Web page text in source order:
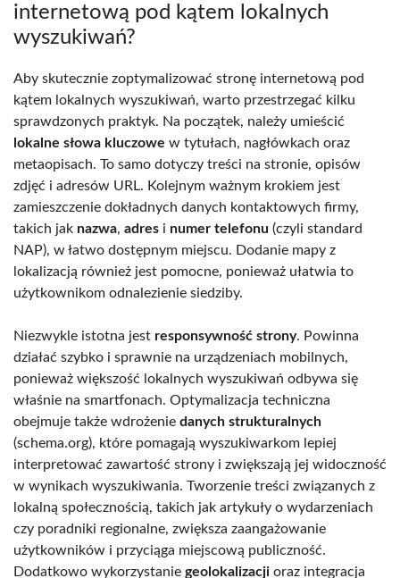
internetową pod kątem lokalnych
wyszukiwań?
Aby skutecznie zoptymalizować stronę internetową pod
kątem lokalnych wyszukiwań, warto przestrzegać kilku
sprawdzonych praktyk. Na początek, należy umieścić
lokalne słowa kluczowe w tytułach, nagłówkach oraz
metaopisach. To samo dotyczy treści na stronie, opisów
zdjęć i adresów URL. Kolejnym ważnym krokiem jest
zamieszczenie dokładnych danych kontaktowych firmy,
takich jak nazwa, adres i numer telefonu (czyli standard
NAP), w łatwo dostępnym miejscu. Dodanie mapy z
lokalizacją również jest pomocne, ponieważ ułatwia to
użytkownikom odnalezienie siedziby.
Niezwykle istotna jest responsywność strony. Powinna
działać szybko i sprawnie na urządzeniach mobilnych,
ponieważ większość lokalnych wyszukiwań odbywa się
właśnie na smartfonach. Optymalizacja techniczna
obejmuje także wdrożenie danych strukturalnych
(schema.org), które pomagają wyszukiwarkom lepiej
interpretować zawartość strony i zwiększają jej widoczność
w wynikach wyszukiwania. Tworzenie treści związanych z
lokalną społecznością, takich jak artykuły o wydarzeniach
czy poradniki regionalne, zwiększa zaangażowanie
użytkowników i przyciąga miejscową publiczność.
Dodatkowo wykorzystanie geolokalizacji oraz integracja